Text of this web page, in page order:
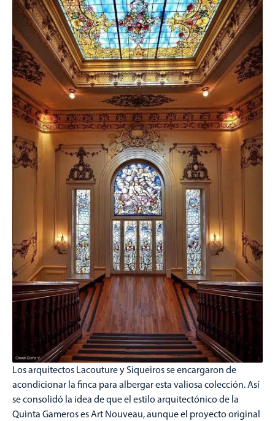
Los arquitectos Lacouture y Siqueiros se encargaron de
acondicionar la finca para albergar esta valiosa colección. Así
se consolidó la idea de que el estilo arquitectónico de la
Quinta Gameros es Art Nouveau, aunque el proyecto original